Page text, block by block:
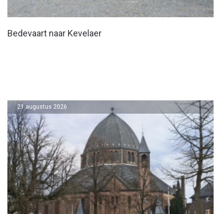
Bedevaart naar Kevelaer
21 augustus 2026